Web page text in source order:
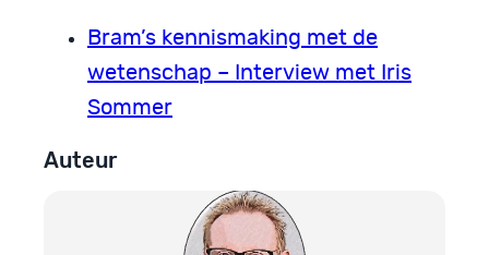
Bram’s kennismaking met de
wetenschap – Interview met Iris
Sommer
Auteur